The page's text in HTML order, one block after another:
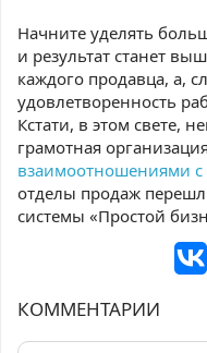
Начните уделять
и результат станет
каждого продавца, а,
удовлетворенность
Кстати, в этом свете,
грамотная
взаимоотношениями с
отделы продаж
системы «Простой
КОММЕНТАРИИ